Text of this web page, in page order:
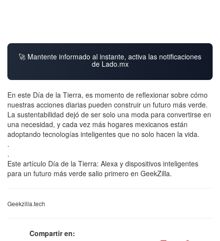
🚀 Mantente informado al instante, activa las notificaciones
de Lado.mx
En este Día de la Tierra, es momento de reflexionar sobre cómo
nuestras acciones diarias pueden construir un futuro más verde.
La sustentabilidad dejó de ser solo una moda para convertirse en
una necesidad, y cada vez más hogares mexicanos están
adoptando tecnologías inteligentes que no solo hacen la vida.
.
.
Este artículo Día de la Tierra: Alexa y dispositivos inteligentes
para un futuro más verde salio primero en GeekZilla.
Geekzilla.tech
Compartir en: